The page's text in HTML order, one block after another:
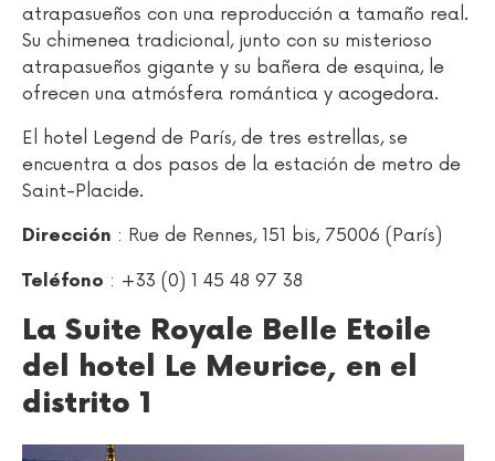
atrapasueños con una reproducción a tamaño real.
Su chimenea tradicional, junto con su misterioso
atrapasueños gigante y su bañera de esquina, le
ofrecen una atmósfera romántica y acogedora.
El hotel Legend de París, de tres estrellas, se
encuentra a dos pasos de la estación de metro de
Saint-Placide.
Dirección : Rue de Rennes, 151 bis, 75006 (París)
Teléfono : +33 (0) 1 45 48 97 38
La Suite Royale Belle Etoile
del hotel Le Meurice, en el
distrito 1